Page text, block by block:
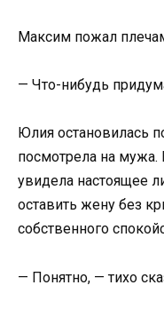
Максим пожал
— Что-нибудь
Юлия остановилась
посмотрела на
увидела настоящее
оставить жену без
собственного
— Понятно, — тихо